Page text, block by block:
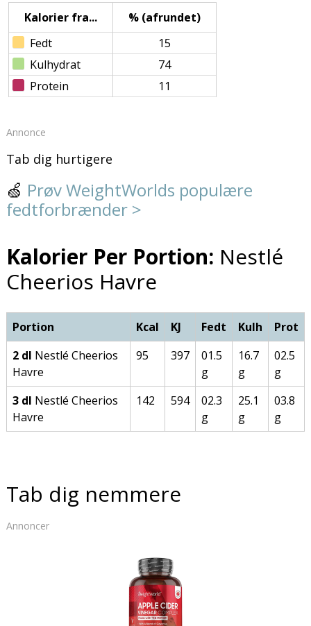
Kalorier fra...
% (afrundet)
Fedt
15
Kulhydrat
74
Protein
11
Annonce
Tab dig hurtigere
🍏 Prøv WeightWorlds populære
fedtforbrænder >
Kalorier Per Portion: Nestlé
Cheerios Havre
Portion Kcal KJ Fedt Kulh
Prot
2 dl Nestlé Cheerios
Havre
95 397
01.5
g
16.7
g
02.5
g
3 dl Nestlé Cheerios
Havre
142 594
02.3
g
25.1
g
03.8
g
Tab dig nemmere
Annoncer